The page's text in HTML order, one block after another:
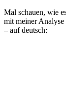
Mal schauen, wie
mit meiner
– auf deutsch: